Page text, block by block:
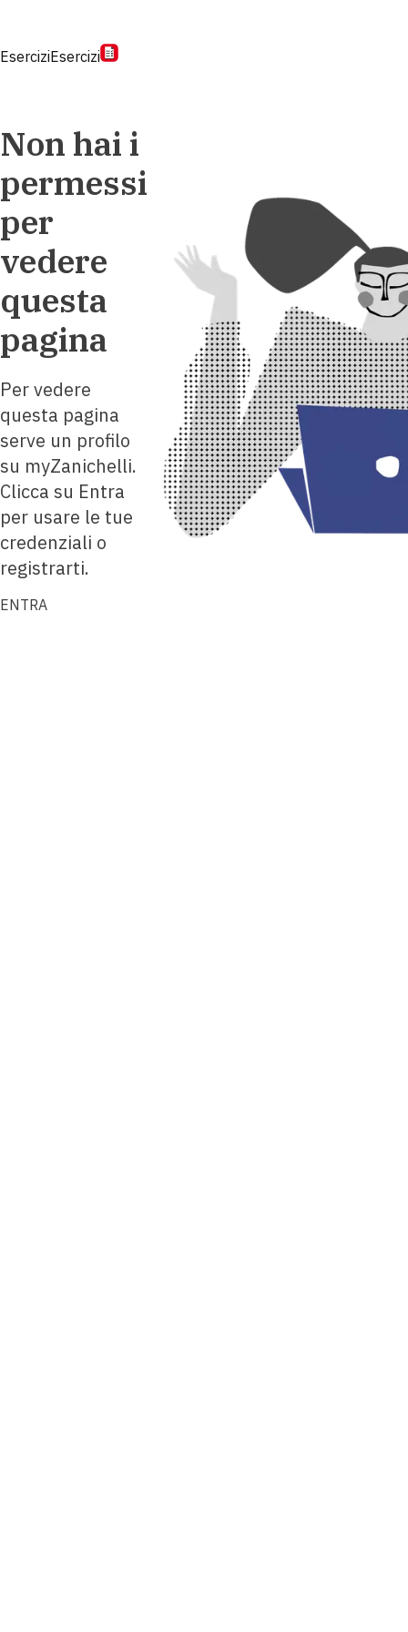
EserciziEsercizi
Non hai i
permessi
per
vedere
questa
pagina
Per vedere
questa pagina
serve un profilo
su myZanichelli.
Clicca su Entra
per usare le tue
credenziali o
registrarti.
ENTRA